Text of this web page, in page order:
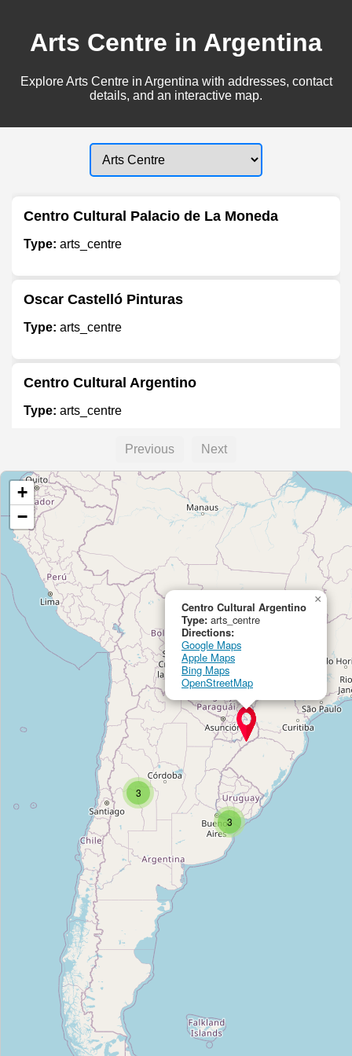
Arts Centre in Argentina
Explore Arts Centre in Argentina with addresses, contact
details, and an interactive map.
Centro Cultural Palacio de La Moneda
Type: arts_centre
Oscar Castelló Pinturas
Type: arts_centre
Centro Cultural Argentino
Type: arts_centre
Type:arts_centre
Centro Cultural El Suplicante
Type:arts_centre
Asociación Cultural Cuareim 1080
arts_centre
Asociación de Integración Cultural Tangó
arts_centre
Previous Next
3
3
Centro Cultural Argentino
Type: arts_centre
Directions:
Google Maps
Apple Maps
Bing Maps
OpenStreetMap
×
+
−